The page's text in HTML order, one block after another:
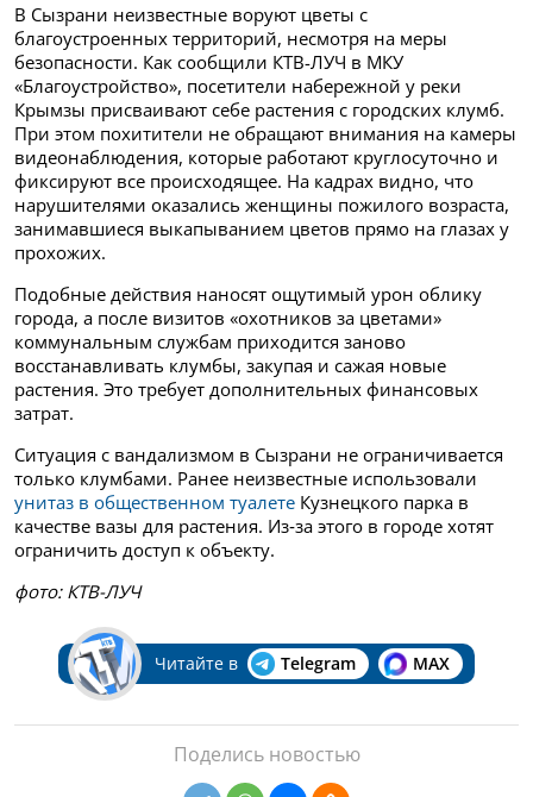
В Сызрани неизвестные воруют цветы с
благоустроенных территорий, несмотря на меры
безопасности. Как сообщили КТВ-ЛУЧ в МКУ
«Благоустройство», посетители набережной у реки
Крымзы присваивают себе растения с городских клумб.
При этом похитители не обращают внимания на камеры
видеонаблюдения, которые работают круглосуточно и
фиксируют все происходящее. На кадрах видно, что
нарушителями оказались женщины пожилого возраста,
занимавшиеся выкапыванием цветов прямо на глазах у
прохожих.
Подобные действия наносят ощутимый урон облику
города, а после визитов «охотников за цветами»
коммунальным службам приходится заново
восстанавливать клумбы, закупая и сажая новые
растения. Это требует дополнительных финансовых
затрат.
Ситуация с вандализмом в Сызрани не ограничивается
только клумбами. Ранее неизвестные использовали
унитаз в общественном туалете Кузнецкого парка в
качестве вазы для растения. Из‑за этого в городе хотят
ограничить доступ к объекту.
фото: КТВ-ЛУЧ
Читайте в Telegram MAX
Поделись новостью